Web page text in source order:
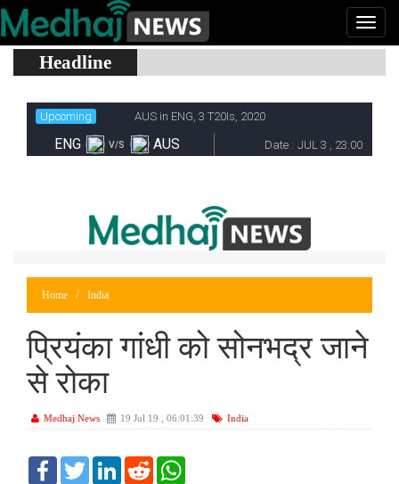
Headline
Home India
प्रियंका गांधी को सोनभद्र जाने
से रोका
Medhaj News 19 Jul 19 , 06:01:39 India
F
T
L
R